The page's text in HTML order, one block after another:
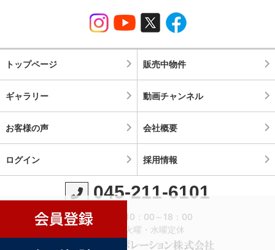
トップページ 販売中物件
ギャラリー 動画チャンネル
お客様の声 会社概要
ログイン 採用情報
045-211-6101
営業時間：10：00～18：00
定休日：火曜・水曜定休